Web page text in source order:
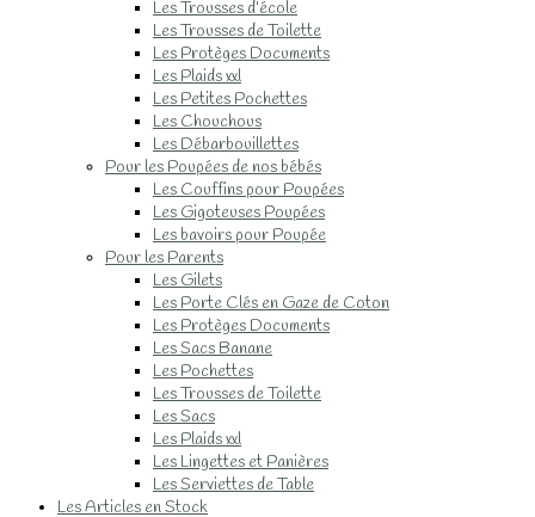
Les Trousses d’école
Les Trousses de Toilette
Les Protèges Documents
Les Plaids xxl
Les Petites Pochettes
Les Chouchous
Les Débarbouillettes
Pour les Poupées de nos bébés
Les Couffins pour Poupées
Les Gigoteuses Poupées
Les bavoirs pour Poupée
Pour les Parents
Les Gilets
Les Porte Clés en Gaze de Coton
Les Protèges Documents
Les Sacs Banane
Les Pochettes
Les Trousses de Toilette
Les Sacs
Les Plaids xxl
Les Lingettes et Panières
Les Serviettes de Table
Les Articles en Stock